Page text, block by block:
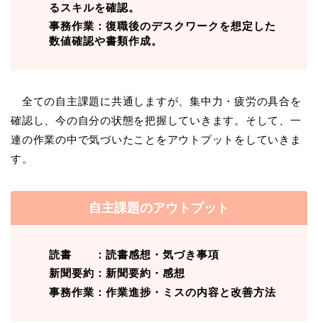
るスキルを確認。
事務作業：復職後のデスクワークを想定した
数値確認や書類作成。
全ての自主課題に共通しますが、集中力・疲労の具合を
確認し、今の自分の状態を把握していきます。そして、一
連の作業の中で気づいたことをアウトプットをしていきま
す。
自主課題のアウトプット
読書 ：読書感想・気づき事項
新聞要約：新聞要約・感想
事務作業：作業進捗・ミスの内容と改善方法